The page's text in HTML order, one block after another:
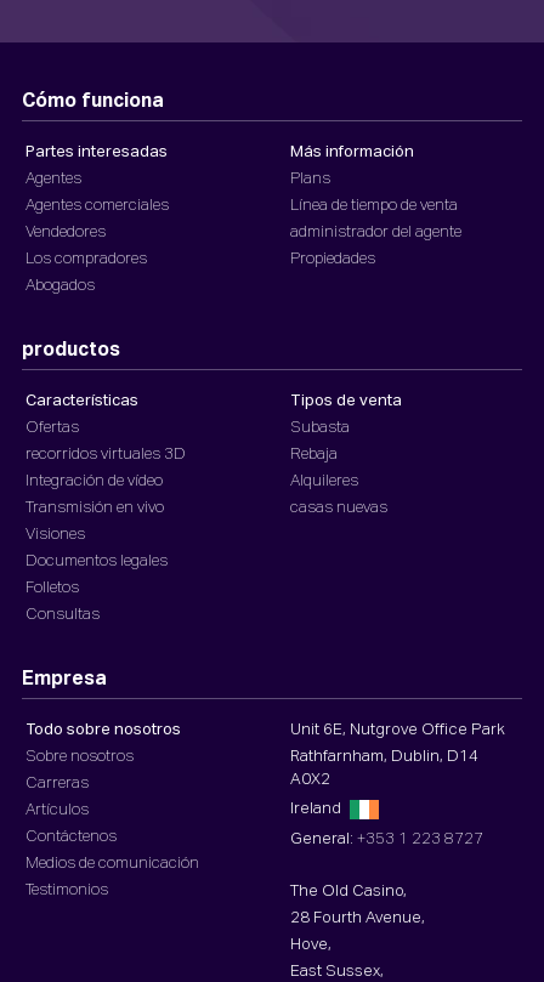
Cómo funciona
Partes interesadas
Agentes
Agentes comerciales
Vendedores
Los compradores
Abogados
Más información
Plans
Línea de tiempo de venta
administrador del agente
Propiedades
productos
Características
Ofertas
recorridos virtuales 3D
Integración de vídeo
Transmisión en vivo
Visiones
Documentos legales
Folletos
Consultas
Tipos de venta
Subasta
Rebaja
Alquileres
casas nuevas
Empresa
Todo sobre nosotros
Sobre nosotros
Carreras
Artículos
Contáctenos
Medios de comunicación
Testimonios
Unit 6E, Nutgrove Office Park
Rathfarnham, Dublin, D14
A0X2
Ireland
General: +353 1 223 8727
The Old Casino,
28 Fourth Avenue,
Hove,
East Sussex,